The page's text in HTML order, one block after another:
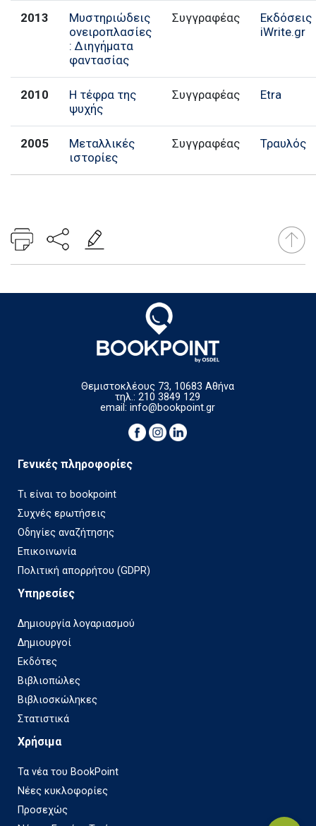
2013
Μυστηριώδεις
ονειροπλασίες
: Διηγήματα
φαντασίας
Συγγραφέας
Εκδόσεις
iWrite.gr
2010
Η τέφρα της
ψυχής
Συγγραφέας Etra
2005
Μεταλλικές
ιστορίες
Συγγραφέας Τραυλός
Θεμιστοκλέους 73, 10683 Αθήνα
τηλ.: 210 3849 129
email:info@bookpoint.gr
Γενικές πληροφορίες
Τι είναι το bookpoint
Συχνές ερωτήσεις
Οδηγίες αναζήτησης
Επικοινωνία
Πολιτική απορρήτου (GDPR)
Υπηρεσίες
Δημιουργία λογαριασμού
Δημιουργοί
Εκδότες
Βιβλιοπώλες
Βιβλιοσκώληκες
Στατιστικά
Χρήσιμα
Τα νέα του BookPoint
Νέες κυκλοφορίες
Προσεχώς